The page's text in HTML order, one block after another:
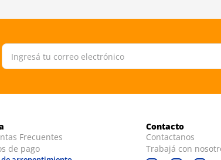
Frecuentes
de pago
Contacto
Contactanos
Trabajá con